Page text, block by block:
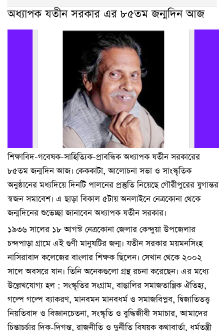
অধ্যাপক যতীন সরকার এর ৮৫তম জন্মদিন আজ
শিক্ষাবিদ-গবেষক-সাহিত্যিক-প্রাবন্ধিক অধ্যাপক যতীন সরকারের
৮৫তম জন্মদিন আজ। কেককাটা, আলোচনা সভা ও সাংস্কৃতিক
অনুষ্ঠানের মধ্যদিয়ে দিনটি পালনের প্রস্তুতি নিয়েছে গৌরীপুরের যুগান্তর
স্বজন সমাবেশ। এ ছাড়া বিকাল ৫টায় অনলাইনে নেত্রকোনা থেকে
জন্মদিনের শুভেচ্ছা জানাবেন অধ্যাপক যতীন সরকার।
১৯৩৬ সালের ১৮ আগস্ট নেত্রকোনা জেলার কেন্দুয়া উপজেলার
চন্দপাড়া গ্রামে এই গুণী মানুষটির জন্ম। যতীন সরকার ময়মনসিংহ
নাসিরাবাদ কলেজের বাংলার শিক্ষক ছিলেন। সেখান থেকে ২০০২
সালে অবসরে যান। তিনি অনেকগুলো গ্রন্থ রচনা করেছেন। এর মধ্যে
উল্লেখযোগ্য হল : সংস্কৃতির সংগ্রাম, বাঙালির সমাজতান্ত্রিক ঐতিহ্য,
গল্পে গল্পে ব্যাকরণ, মানবমন মানবধর্ম ও সমাজবিপ্লব, দ্বিজাতিতত্ত্ব
নিয়তিবাদ ও বিজ্ঞানচেতনা, সংস্কৃতি ও বুদ্ধিজীবী সমাচার, আমাদের
চিন্তাচর্চার দিক-দিগন্ত, রাজনীতি ও দুর্নীতি বিষয়ক কথাবার্তা, ধর্মতন্ত্রী